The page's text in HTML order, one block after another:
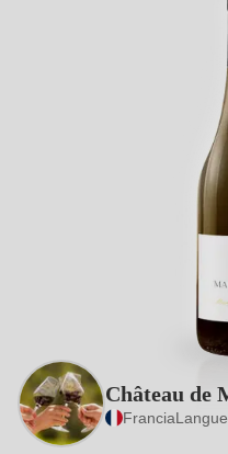
Château de
Francia